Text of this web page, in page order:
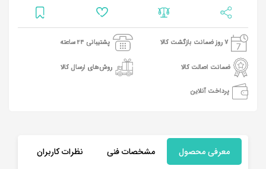
7 روز ضمانت بازگشت کالا پشتیبانی 24 ساعته
ضمانت اصالت کالا روش‌های ارسال کالا
پرداخت آنلاین
معرفی محصول مشخصات فنی نظرات کاربران